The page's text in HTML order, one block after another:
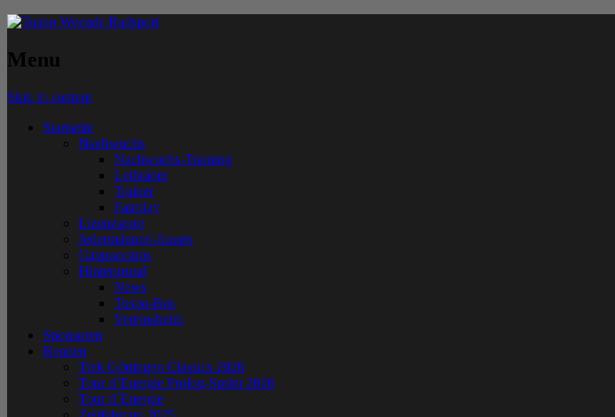
Menu
Skip to content
Startseite
Nachwuchs
Nachwuchs-Training
Leihräder
Trainer
Fairplay
Lizenzsport
Jedermänner/-frauen
Cappuccinos
Hintergrund
News
Tuspo-Bus
Vereinsheim
Sponsoren
Rennen
Trek Göttingen Classics 2026
Tour d’Energie Prolog-Sprint 2026
Tour d´Energie